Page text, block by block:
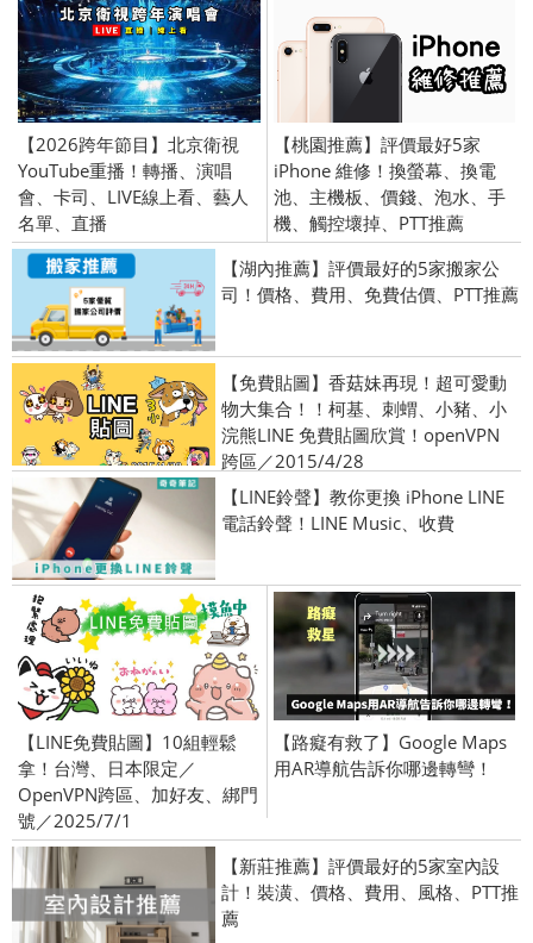
【2026跨年節目】北京衛視
YouTube重播！轉播、演唱
會、卡司、LIVE線上看、藝人
名單、直播
【桃園推薦】評價最好5家
iPhone 維修！換螢幕、換電
池、主機板、價錢、泡水、手
機、觸控壞掉、PTT推薦
【湖內推薦】評價最好的5家搬家公
司！價格、費用、免費估價、PTT推薦
【免費貼圖】香菇妹再現！超可愛動
物大集合！！柯基、刺蝟、小豬、小
浣熊LINE 免費貼圖欣賞！openVPN
跨區／2015/4/28
【LINE鈴聲】教你更換 iPhone LINE
電話鈴聲！LINE Music、收費
【LINE免費貼圖】10組輕鬆
拿！台灣、日本限定／
OpenVPN跨區、加好友、綁門
號／2025/7/1
【路癡有救了】Google Maps
用AR導航告訴你哪邊轉彎！
【新莊推薦】評價最好的5家室內設
計！裝潢、價格、費用、風格、PTT推
薦